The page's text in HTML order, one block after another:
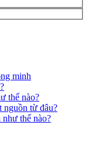
minh
thế nào?
nguồn từ đâu?
như thế nào?